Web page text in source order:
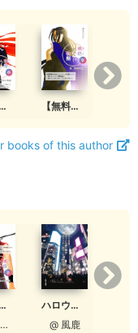
【無料版】明皓めでた物語 拾 緋色の祝福 【無料版】明皓めでた物語 玖 背徳の先師
books of this author
【無料版】明皓めでた物語 参 鉄火の名匠
@ 春先ひなた
ハロウィンの探し物はジャック・オー・ランタンへ
@ 風鹿